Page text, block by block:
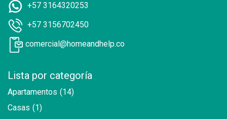
+57 3164320253
+57 3156702450
comercial@homeandhelp.co
Lista por categoría
Apartamentos (14)
Casas (1)